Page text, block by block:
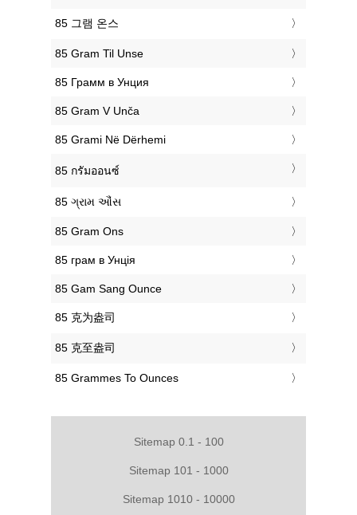
‎85 그램 온스
‎85 Gram Til Unse
‎85 Грамм в Унция
‎85 Gram V Unča
‎85 Grami Në Dërhemi
‎85 กรัมออนซ์
‎85 ગ્રામ ઔંસ
‎85 Gram Ons
‎85 грам в Унція
‎85 Gam Sang Ounce
‎85 克为盎司
‎85 克至盎司
‎85 Grammes To Ounces
Sitemap 0.1 - 100
Sitemap 101 - 1000
Sitemap 1010 - 10000